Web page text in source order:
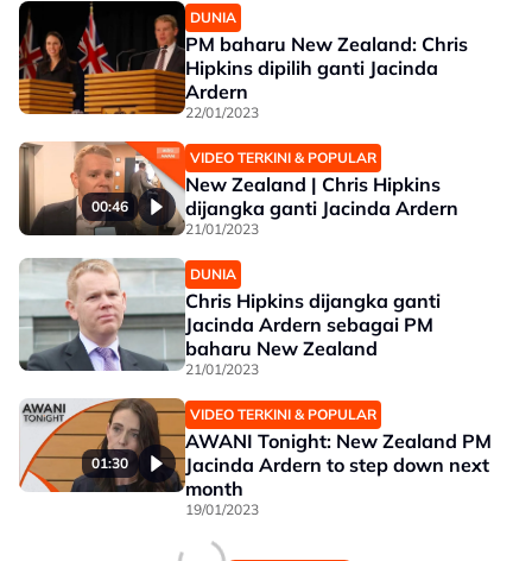
DUNIA
PM baharu New Zealand: Chris
Hipkins dipilih ganti Jacinda
Ardern
22/01/2023
00:46
VIDEO TERKINI & POPULAR
New Zealand | Chris Hipkins
dijangka ganti Jacinda Ardern
21/01/2023
DUNIA
Chris Hipkins dijangka ganti
Jacinda Ardern sebagai PM
baharu New Zealand
21/01/2023
01:30
VIDEO TERKINI & POPULAR
AWANI Tonight: New Zealand PM
Jacinda Ardern to step down next
month
19/01/2023